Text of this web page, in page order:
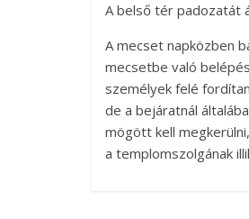
A belső tér padozatát
A mecset napközben
mecsetbe való
személyek felé
de a bejáratnál
mögött kell
a templomszolgának